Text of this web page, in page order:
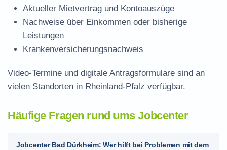
Aktueller Mietvertrag und Kontoauszüge
Nachweise über Einkommen oder bisherige
Leistungen
Krankenversicherungsnachweis
Video-Termine und digitale Antragsformulare sind an
vielen Standorten in Rheinland-Pfalz verfügbar.
Häufige Fragen rund ums Jobcenter
Jobcenter Bad Dürkheim: Wer hilft bei Problemen mit dem